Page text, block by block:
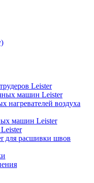
Leister
машин Leister
воздуха
машин Leister
для расшивки швов